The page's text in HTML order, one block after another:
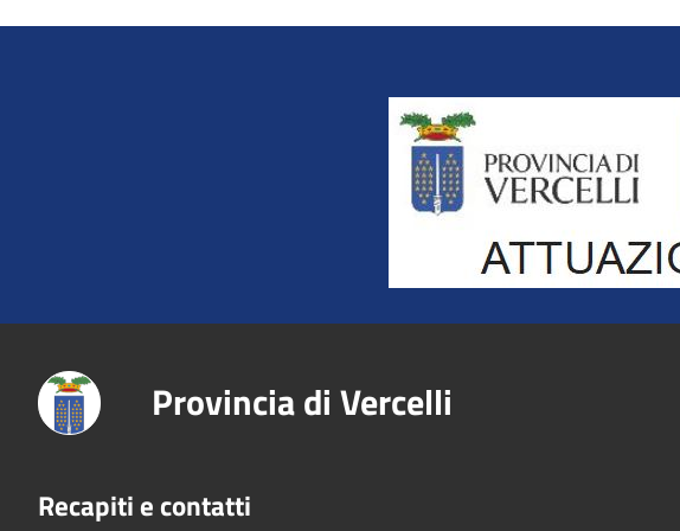
Title
Provincia di Vercelli
Recapiti e contatti